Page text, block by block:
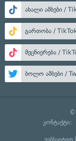
ახალი ამბები /
გართობა /
მეცნიერება /
ბოლო ამბები /
©
კონტაქტი: